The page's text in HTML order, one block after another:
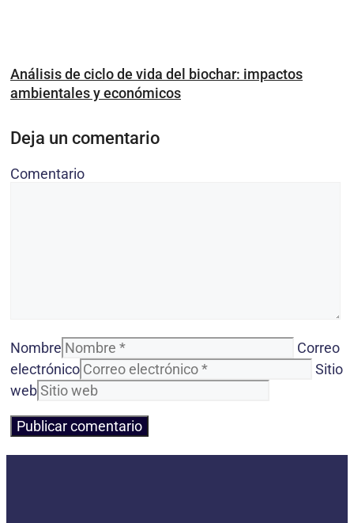
Análisis de ciclo de vida del biochar: impactos
ambientales y económicos
Deja un comentario
Comentario
Nombre
Correo
electrónico
Sitio
web